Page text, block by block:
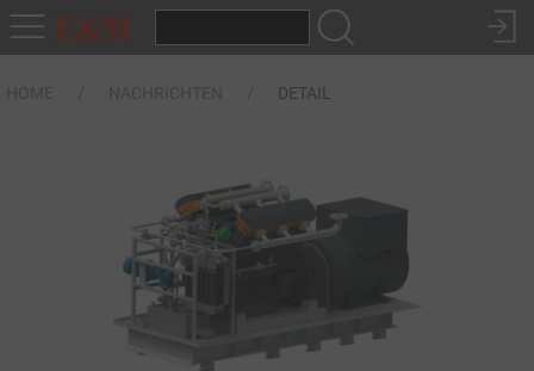
DETAIL